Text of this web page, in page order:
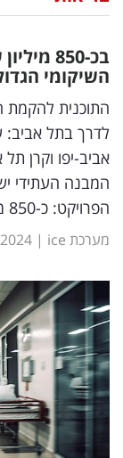
דיגיטל
וטק
שיווק
ופרסום
משפט
ומחקרים
דעות
רכילות
עסקית
קריפטו
בכ-850
השיקומי
התוכנית להקמת
לדרך בתל אביב:
אביב-יפו וקרן
הפרויקט: כ-850 מיליון שקל
מערכת ice |